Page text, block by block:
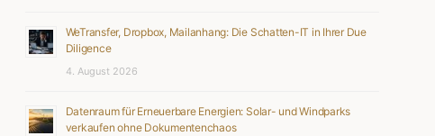
WeTransfer, Dropbox, Mailanhang: Die Schatten-IT in Ihrer Due
Diligence
4. August 2026
Datenraum für Erneuerbare Energien: Solar- und Windparks
verkaufen ohne Dokumentenchaos